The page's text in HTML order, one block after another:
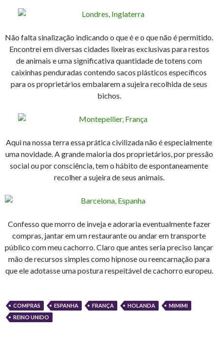
Não falta sinalização indicando o que é e o que não é permitido.
Encontrei em diversas cidades lixeiras exclusivas para restos
de animais e uma significativa quantidade de totens com
caixinhas penduradas contendo sacos plásticos específicos
para os proprietários embalarem a sujeira recolhida de seus
bichos.
Aqui na nossa terra essa prática civilizada não é especialmente
uma novidade. A grande maioria dos proprietários, por pressão
social ou por consciência, tem o hábito de espontaneamente
recolher a sujeira de seus animais.
Confesso que morro de inveja e adoraria eventualmente fazer
compras, jantar em um restaurante ou andar em transporte
público com meu cachorro. Claro que antes seria preciso lançar
mão de recursos simples como hipnose ou reencarnação para
que ele adotasse uma postura respeitável de cachorro europeu.
COMPRAS ESPANHA FRANÇA HOLANDA
MIMIMI
REINO UNIDO